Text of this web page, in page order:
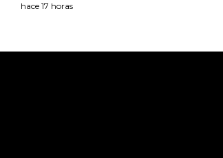
hace 17 horas